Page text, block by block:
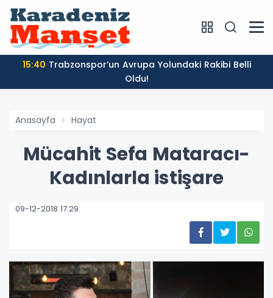
15:55 Sümela Manastırı'nda Ayin Masaya Yatırıldı
Anasayfa Hayat
Mücahit Sefa Mataracı-
Kadınlarla istişare
09-12-2018 17:29